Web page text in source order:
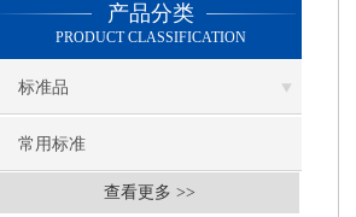
产品分类
PRODUCT CLASSIFICATION
标准品
常用标准
查看更多 >>